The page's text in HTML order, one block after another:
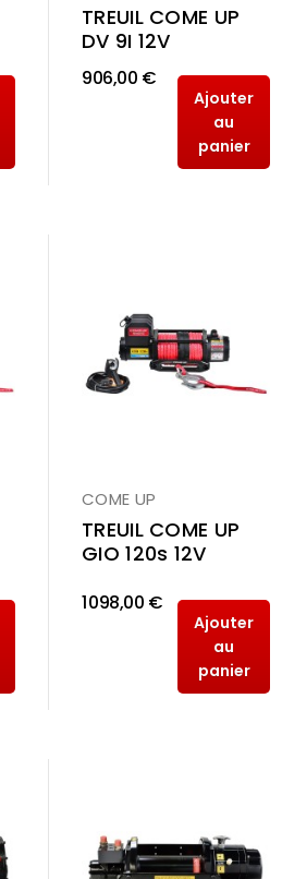
TREUIL COME UP
DV 9I 12V
906,00 €
Ajouter
au
panier
COME UP
TREUIL COME UP
GIO 120s 12V
1 098,00 €
Ajouter
au
panier